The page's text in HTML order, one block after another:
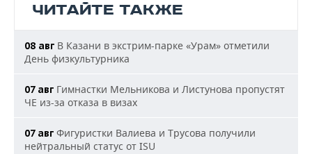
ЧИТАЙТЕ ТАКЖЕ
08 авг В Казани в экстрим-парке «Урам» отметили
День физкультурника
07 авг Гимнастки Мельникова и Листунова пропустят
ЧЕ из-за отказа в визах
07 авг Фигуристки Валиева и Трусова получили
нейтральный статус от ISU